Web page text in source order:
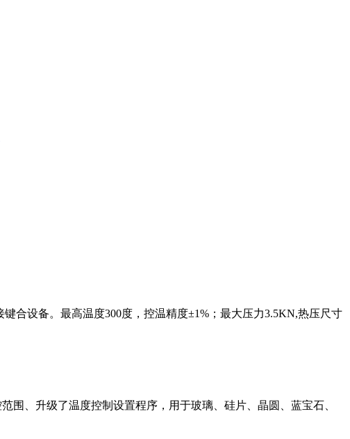
合设备。最高温度300度，控温精度±1%；最大压力3.5KN,热压尺寸
围、升级了温度控制设置程序，用于玻璃、硅片、晶圆、蓝宝石、